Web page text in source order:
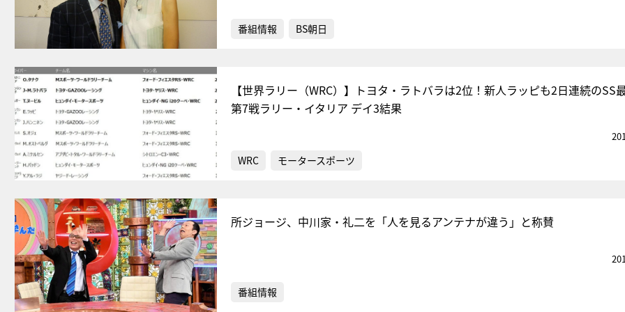
番組情報 BS朝日
【世界ラリー（WRC）】トヨタ・ラトバラは2位！新人ラッピも2日連続のSS
第7戦ラリー・イタリア デイ3結果
WRC モータースポーツ
所ジョージ、中川家・礼二を「人を見るアンテナが違う」と称賛
番組情報